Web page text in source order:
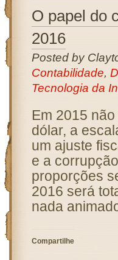
O papel do
2016
Posted by
Contabilidade,
Tecnologia da
Em 2015
dólar, a
um ajuste
e a
proporções
2016 será
nada
Compartilhe